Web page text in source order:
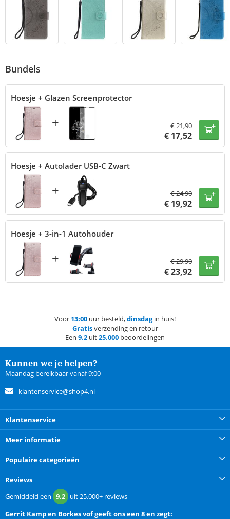
Bundels
Hoesje + Glazen Screenprotector
+ €21,90
€ 17,52
Hoesje + Autolader USB-C Zwart
+ €24,90
€ 19,92
Hoesje + 3-in-1 Autohouder
+ €29,90
€23,92
Voor 13:00 uur besteld,dinsdagin huis!
Gratisverzending en retour
Een 9.2 uit25.000 beoordelingen
Kunnen we je helpen?
Maandag bereikbaar vanaf 9:00
klantenservice@shop4.nl
Klantenservice
Meer informatie
Populaire categorieën
Reviews
Gemiddeld een 9.2 uit25.000+ reviews
Gerrit Kamp en Borkes vofgeeft ons een 8 en zegt: